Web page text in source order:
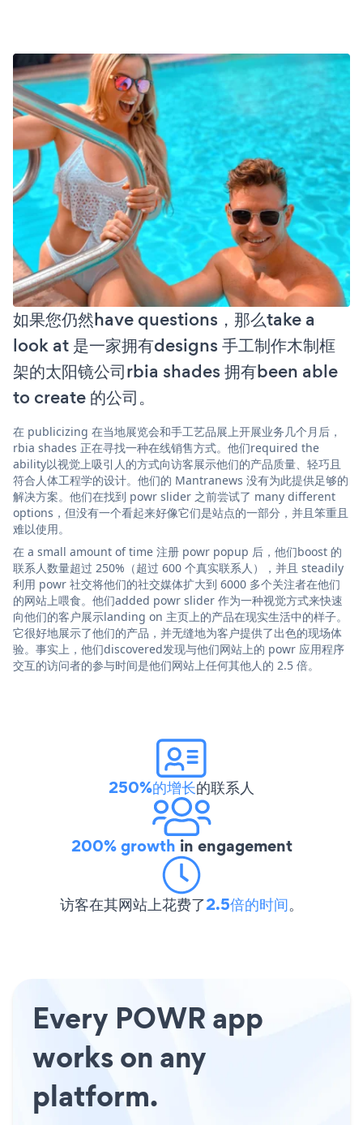
如果您仍然have questions，那么take a
look at 是一家拥有designs 手工制作木制框
架的太阳镜公司rbia shades 拥有been able
to create 的公司。
在 publicizing 在当地展览会和手工艺品展上开展业务几个月后，
rbia shades 正在寻找一种在线销售方式。他们required the
ability以视觉上吸引人的方式向访客展示他们的产品质量、轻巧且
符合人体工程学的设计。他们的 Mantranews 没有为此提供足够的
解决方案。他们在找到 powr slider 之前尝试了 many different
options，但没有一个看起来好像它们是站点的一部分，并且笨重且
难以使用。
在 a small amount of time 注册 powr popup 后，他们boost 的
联系人数量超过 250%（超过 600 个真实联系人），并且 steadily
利用 powr 社交将他们的社交媒体扩大到 6000 多个关注者在他们
的网站上喂食。他们added powr slider 作为一种视觉方式来快速
向他们的客户展示landing on 主页上的产品在现实生活中的样子。
它很好地展示了他们的产品，并无缝地为客户提供了出色的现场体
验。事实上，他们discovered发现与他们网站上的 powr 应用程序
交互的访问者的参与时间是他们网站上任何其他人的 2.5 倍。
250%的增长的联系人
200% growth in engagement
访客在其网站上花费了2.5倍的时间。
Every POWR app
works on any
platform.